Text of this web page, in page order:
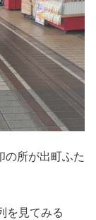
の所が出町ふた
を見てみる